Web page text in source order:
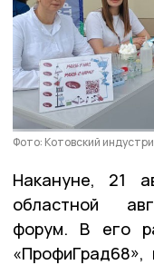
Фото: Котовский
Накануне, 21
областной
форум. В его